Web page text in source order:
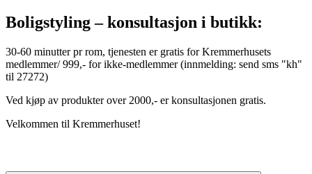
Boligstyling – konsultasjon i butikk:
30-60 minutter pr rom, tjenesten er gratis for Kremmerhusets
medlemmer/ 999,- for ikke-medlemmer (innmelding: send sms "kh"
til 27272)
Ved kjøp av produkter over 2000,- er konsultasjonen gratis.
Velkommen til Kremmerhuset!